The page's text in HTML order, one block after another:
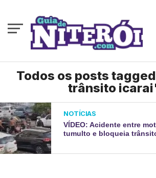
Todos os posts
trânsito
NOTÍCIAS
VÍDEO: Acidente entre
tumulto e bloqueia